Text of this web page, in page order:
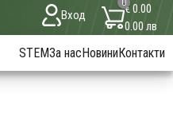
Вход
0€ 0.00
0.00 лв
STEMЗа насНовиниКонтакти